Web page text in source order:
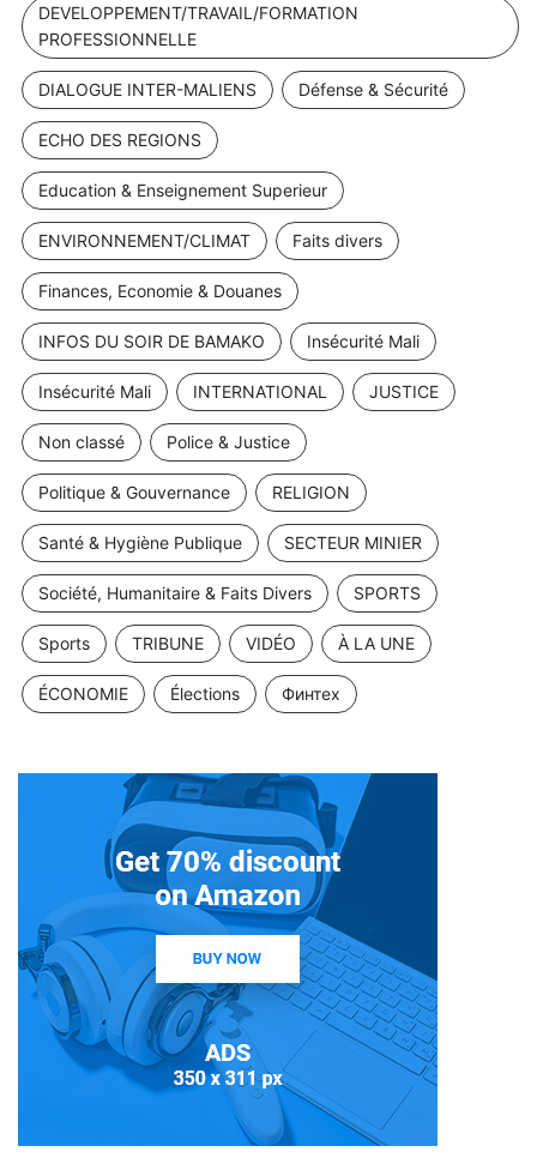
DEVELOPPEMENT/TRAVAIL/FORMATION
PROFESSIONNELLE
DIALOGUE INTER-MALIENS Défense & Sécurité
ECHO DES REGIONS
Education & Enseignement Superieur
ENVIRONNEMENT/CLIMAT Faits divers
Finances, Economie & Douanes
INFOS DU SOIR DE BAMAKO Insécurité Mali
Insécurité Mali INTERNATIONAL JUSTICE
Non classé Police & Justice
Politique & Gouvernance RELIGION
Santé & Hygiène Publique SECTEUR MINIER
Société, Humanitaire & Faits Divers SPORTS
Sports TRIBUNE VIDÉO À LA UNE
ÉCONOMIE Élections Финтех